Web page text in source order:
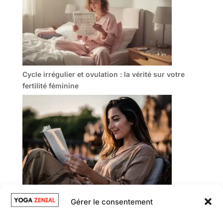
Gérer le consentement
Cycle irrégulier et ovulation : la vérité sur votre
fertilité féminine